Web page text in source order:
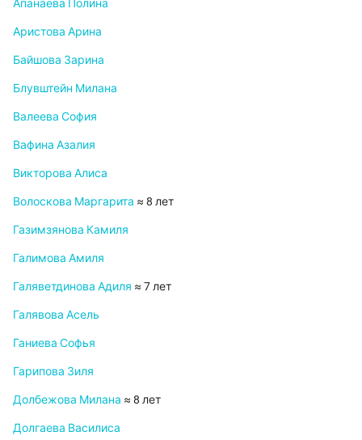
Апанаева Полина
Аристова Арина
Байшова Зарина
Блувштейн Милана
Валеева София
Вафина Азалия
Викторова Алиса
Волоскова Маргарита ≈ 8 лет
Газимзянова Камиля
Галимова Амиля
Галяветдинова Адиля ≈ 7 лет
Галявова Асель
Ганиева Софья
Гарипова Зиля
Долбежова Милана ≈ 8 лет
Долгаева Василиса